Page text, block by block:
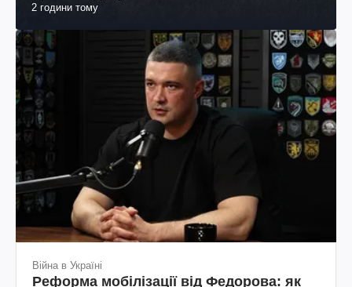
2 години тому
Війна в Україні
Реформа мобілізації від Федорова: як